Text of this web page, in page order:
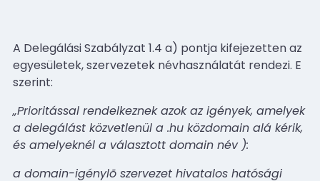
A Delegálási Szabályzat 1.4 a) pontja kifejezetten az
egyesületek, szervezetek névhasználatát rendezi. E
szerint:
„Prioritással rendelkeznek azok az igények, amelyek
a delegálást közvetlenül a .hu közdomain alá kérik,
és amelyeknél a választott domain név ):
a domain-igénylõ szervezet hivatalos hatósági